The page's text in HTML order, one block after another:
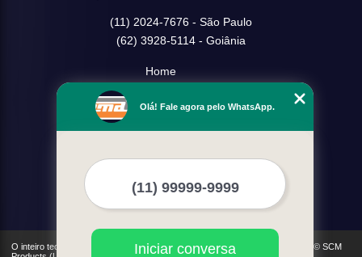
(11) 2024-7676 - São Paulo
(62) 3928-5114 - Goiânia
Home
Missão
Mais Serviços
O inteiro teor deste site está sujeito à proteção de direitos autorais. Copyright© SCM
Olá! Fale agora pelo WhatsApp.
Iniciar conversa